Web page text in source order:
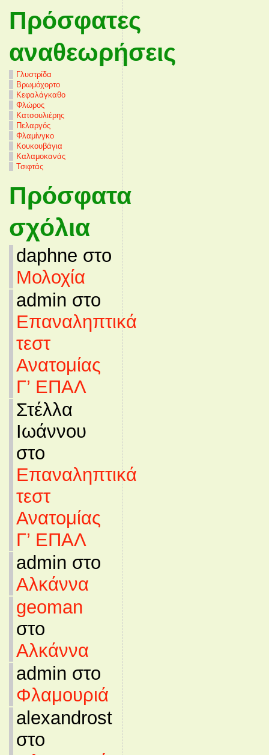
Πρόσφατες
αναθεωρήσεις
Γλυστρίδα
Βρωμόχορτο
Κεφαλάγκαθο
Φλώρος
Κατσουλιέρης
Πελαργός
Φλαμίνγκο
Κουκουβάγια
Καλαμοκανάς
Τσιφτάς
Πρόσφατα
σχόλια
daphne στο
Μολοχία
admin στο
Επαναληπτικά
τεστ
Ανατομίας
Γ’ ΕΠΑΛ
Στέλλα
Ιωάννου
στο
Επαναληπτικά
τεστ
Ανατομίας
Γ’ ΕΠΑΛ
admin στο
Αλκάννα
geoman
στο
Αλκάννα
admin στο
Φλαμουριά
alexandrost
στο